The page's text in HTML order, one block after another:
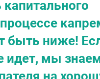
быть ниже!
идет, мы
на